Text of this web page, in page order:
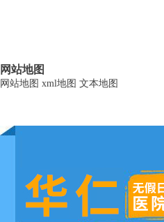
网站地图
网站地图 xml地图 文本地图